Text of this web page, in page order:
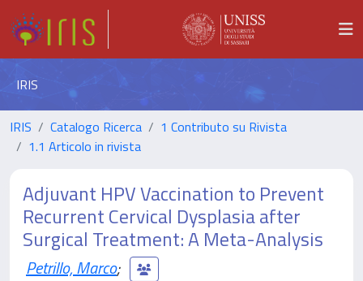
IRIS
IRIS Catalogo Ricerca
1 Contributo su Rivista
1.1 Articolo in rivista
Adjuvant HPV Vaccination to Prevent
Recurrent Cervical Dysplasia after
Surgical Treatment: A Meta-Analysis
Petrillo, Marco;